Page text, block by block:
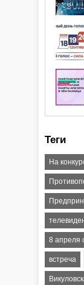
Теги
На
8 апреля
встреча